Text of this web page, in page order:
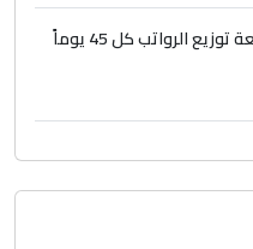
الرواتب كل 45 يوماً